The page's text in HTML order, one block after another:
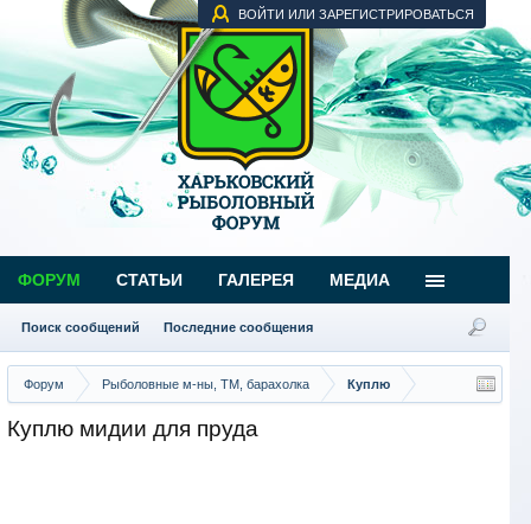
ВОЙТИ ИЛИ ЗАРЕГИСТРИРОВАТЬСЯ
Форум Рыболовные м-ны, ТМ, барахолка Куплю
Куплю мидии для пруда
ФОРУМ
Поиск сообщений Последние сообщения
СТАТЬИ ГАЛЕРЕЯ МЕДИА